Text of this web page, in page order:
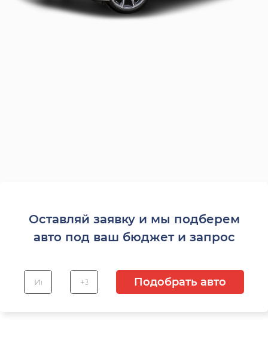
Оставляй заявку и мы подберем
авто под ваш бюджет и запрос
Подобрать авто